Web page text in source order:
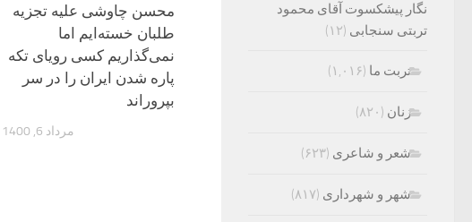
محسن چاوشی علیه تجزیه
طلبان خسته‌ایم اما
نمی‌گذاریم کسی رویای تکه
پاره شدن ایران را در سر
بپروراند
مرداد 6, 1400
نگار پیشکسوت آقای محمود
تربتی سنجابی (۱۲)
تربت ما (۱,۰۱۶)
زنان (۸۲۰)
شعر و شاعری (۶۲۳)
شهر و شهرداری (۸۱۷)